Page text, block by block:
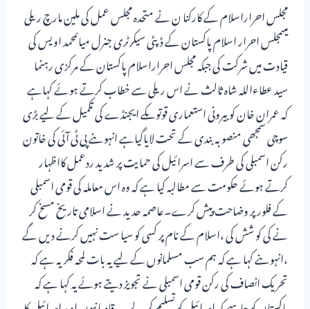
مجلس احراراسلام کے کارکنا ن نے متحدہ مجلس عمل کی ملین مارچ ریلی
میںمجلس احرار اسلام پاکستان کے ڈپٹی سیکرٹری جنرل میاںمحمد اویس کی
قیادت میں شرکت کی جبکہ مجلس احراراسلام پاکستان کے مرکزی رہنما
سید عطاءاللہ شاہ ثالث نے اس ریلی سے خطاب کرتے ہوئے کہاہے
کہ عمران خان کو بیرونی استعماری قوتوںکے ایجنڈے کی تکمیل کے لیے بڑی
سوچی سمجھی منصوبہ بندی کے تحت لایاگیاہے انہوںنے پی ٹی آئی کی خاتون
رکن اسمبلی کی طرف سے اسرائیل کی حمایت پر شدید ردعمل کااظہار
کرتے ہوئے حکومت سے مطالبہ کیا ہے کہ وہ اس معاملہ کی قومی اسمبلی
کے فلور پر وضاحت پیش کرے۔عاصمہ حدید نے اسلامی تاریخ مسخ کر
نے کی کو شش کی ،اسلام کے نام پر کسی کو سیا ست نہیں کرنے دیں گے
،انہوںنے کہا ہے کہ ہم سب مسلمانوں کے لیے یہ بات لمحہ فکریہ ہے کہ
تحریک انصاف کی رکن قومی اسمبلی نے تجویز دیتے ہوئے یہ کہا ہے کہ